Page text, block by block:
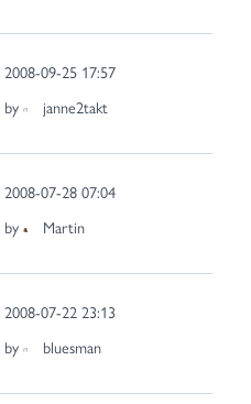
2008-09-25 17:57
by
janne2takt
2008-07-28 07:04
by
Martin
2008-07-22 23:13
by
bluesman